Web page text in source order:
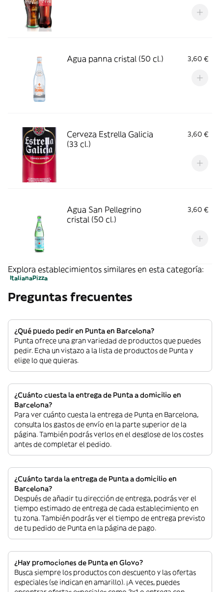
Agua panna cristal (50 cl.) 3,60 €
Cerveza Estrella Galicia
(33 cl.)
3,60 €
Agua San Pellegrino
cristal (50 cl.)
3,60 €
Explora establecimientos similares en esta categoría:
ItalianaPizza
Preguntas frecuentes
¿Qué puedo pedir en Punta en Barcelona?
Punta ofrece una gran variedad de productos que puedes
pedir. Echa un vistazo a la lista de productos de Punta y
elige lo que quieras.
¿Cuánto cuesta la entrega de Punta a domicilio en
Barcelona?
Para ver cuánto cuesta la entrega de Punta en Barcelona,
consulta los gastos de envío en la parte superior de la
página. También podrás verlos en el desglose de los costes
antes de completar el pedido.
¿Cuánto tarda la entrega de Punta a domicilio en
Barcelona?
Después de añadir tu dirección de entrega, podrás ver el
tiempo estimado de entrega de cada establecimiento en
tu zona. También podrás ver el tiempo de entrega previsto
de tu pedido de Punta en la página de pago.
¿Hay promociones de Punta en Glovo?
Busca siempre los productos con descuento y las ofertas
especiales (se indican en amarillo). ¡A veces, puedes